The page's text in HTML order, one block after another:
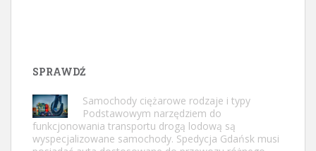
SPRAWDŹ
Samochody ciężarowe rodzaje i typy
Podstawowym narzędziem do
funkcjonowania transportu drogą lodową są
wyspecjalizowane samochody. Spedycja Gdańsk musi